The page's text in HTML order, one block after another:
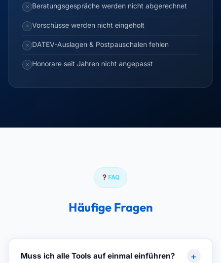
✗ Beratungsgespräche werden nicht abgerechnet
✗ Vorschüsse werden nicht eingeholt
✗ DATEV-Auslagen & Postpauschalen fehlen
✗ Honorare seit Jahren nicht angepasst
FAQ
Häufige Fragen
Muss ich alle Tools auf einmal einführen? +